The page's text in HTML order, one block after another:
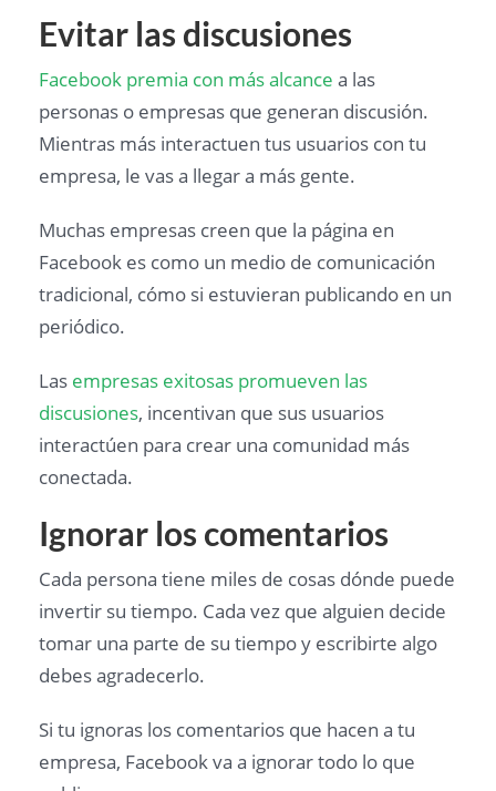
Evitar las discusiones
Facebook premia con más alcance a las
personas o empresas que generan discusión.
Mientras más interactuen tus usuarios con tu
empresa, le vas a llegar a más gente.
Muchas empresas creen que la página en
Facebook es como un medio de comunicación
tradicional, cómo si estuvieran publicando en un
periódico.
Las empresas exitosas promueven las
discusiones, incentivan que sus usuarios
interactúen para crear una comunidad más
conectada.
Ignorar los comentarios
Cada persona tiene miles de cosas dónde puede
invertir su tiempo. Cada vez que alguien decide
tomar una parte de su tiempo y escribirte algo
debes agradecerlo.
Si tu ignoras los comentarios que hacen a tu
empresa, Facebook va a ignorar todo lo que